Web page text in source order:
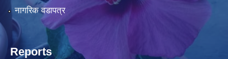
नागरिक वडापत्र
Reports